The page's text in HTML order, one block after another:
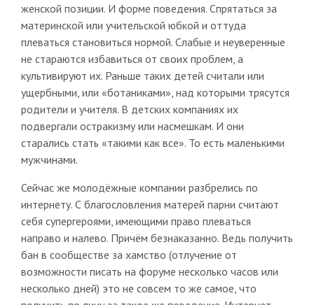
женской позиции. И форме поведения. Спрятаться за
материнской или учительской юбкой и оттуда
плеваться становиться нормой. Слабые и неуверенные
не стараются избавиться от своих проблем, а
культивируют их. Раньше таких детей считали или
ущербными, или «ботаниками», над которыми трясутся
родители и учителя. В детских компаниях их
подвергали остракизму или насмешкам. И они
старались стать «такими как все». То есть маленькими
мужчинами.
Сейчас же молодёжные компании разбрелись по
интернету. С благословления матерей парни считают
себя супергероями, имеющими право плеваться
направо и налево. Причём безнаказанно. Ведь получить
бан в сообществе за хамство (отлучение от
возможности писать на форуме несколько часов или
несколько дней) это не совсем то же самое, что